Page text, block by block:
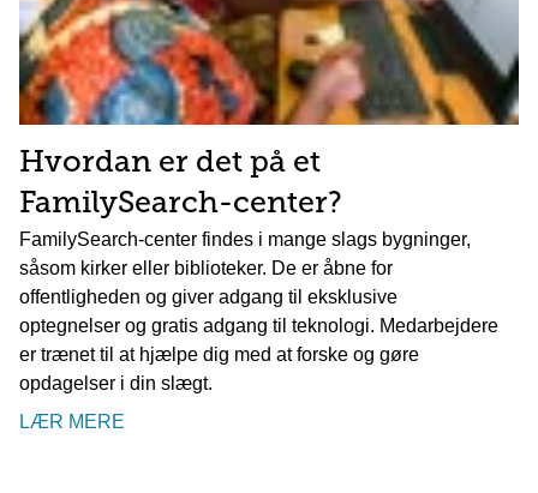
Hvordan er det på et
FamilySearch-center?
FamilySearch-center findes i mange slags bygninger,
såsom kirker eller biblioteker. De er åbne for
offentligheden og giver adgang til eksklusive
optegnelser og gratis adgang til teknologi. Medarbejdere
er trænet til at hjælpe dig med at forske og gøre
opdagelser i din slægt.
LÆR MERE